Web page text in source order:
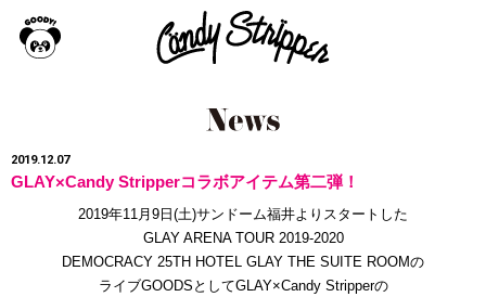
2019.12.07
GLAY×Candy Stripperコラボアイテム第二弾！
2019年11月9日(土)サンドーム福井よりスタートした
GLAY ARENA TOUR 2019-2020
DEMOCRACY 25TH HOTEL GLAY THE SUITE ROOMの
ライブGOODSとしてGLAY×Candy Stripperの